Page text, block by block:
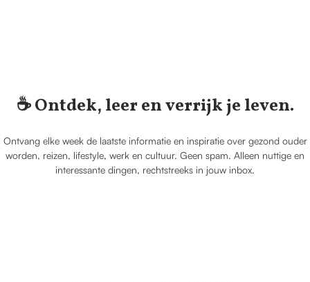
☕️ Ontdek, leer en verrijk je leven.
Ontvang elke week de laatste informatie en inspiratie over gezond ouder
worden, reizen, lifestyle, werk en cultuur. Geen spam. Alleen nuttige en
interessante dingen, rechtstreeks in jouw inbox.